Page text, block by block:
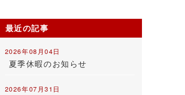
最近の記事
2026年08月04日
夏季休暇のお知らせ
2026年07月31日